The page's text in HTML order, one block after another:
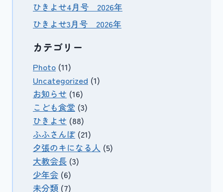
ひきよせ4月号 2026年
ひきよせ3月号 2026年
カテゴリー
Photo (11)
Uncategorized (1)
お知らせ (16)
こども食堂 (3)
ひきよせ (88)
ふふさんぽ (21)
夕張のキになる人 (5)
大教会長 (3)
少年会 (6)
未分類 (7)